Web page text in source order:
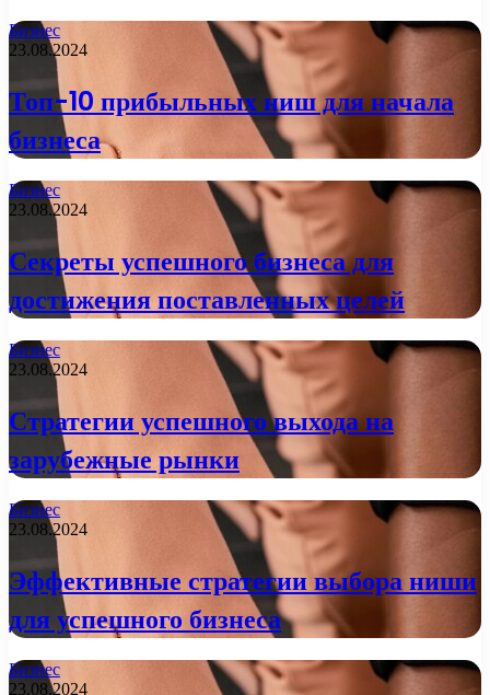
Бизнес
23.08.2024
Топ-10 прибыльных ниш для начала
бизнеса
Бизнес
23.08.2024
Секреты успешного бизнеса для
достижения поставленных целей
Бизнес
23.08.2024
Стратегии успешного выхода на
зарубежные рынки
Бизнес
23.08.2024
Эффективные стратегии выбора ниши
для успешного бизнеса
Бизнес
23.08.2024